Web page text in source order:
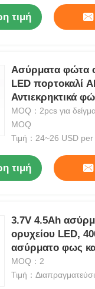
τιμή
Ασύρματα φώτα
LED πορτοκαλί
Αντιεκρηκτικά
MOQ：2pcs για
MOQ
Τιμή：24~26 USD
τιμή
3.7V 4.5Ah
ορυχείου LED,
ασύρματο φως
ορυχείων
MOQ：2
Τιμή：